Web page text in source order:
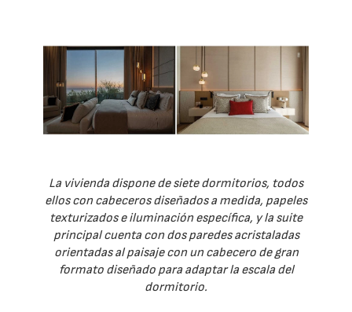
La vivienda dispone de siete dormitorios, todos
ellos con cabeceros diseñados a medida, papeles
texturizados e iluminación específica, y la suite
principal cuenta con dos paredes acristaladas
orientadas al paisaje con un cabecero de gran
formato diseñado para adaptar la escala del
dormitorio.